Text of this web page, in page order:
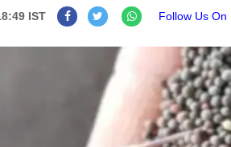
IST Follow Us On